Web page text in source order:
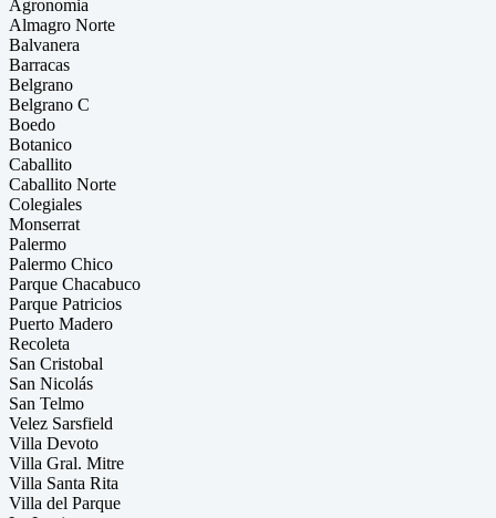
Agronomia
Almagro Norte
Balvanera
Barracas
Belgrano
Belgrano C
Boedo
Botanico
Caballito
Caballito Norte
Colegiales
Monserrat
Palermo
Palermo Chico
Parque Chacabuco
Parque Patricios
Puerto Madero
Recoleta
San Cristobal
San Nicolás
San Telmo
Velez Sarsfield
Villa Devoto
Villa Gral. Mitre
Villa Santa Rita
Villa del Parque